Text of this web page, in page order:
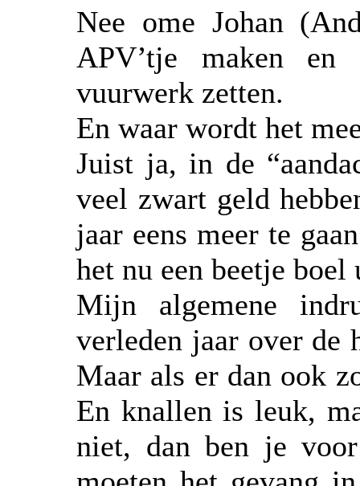
Nee ome Johan
APV’tje maken
vuurwerk zetten.
En waar wordt het
Juist ja, in de
veel zwart geld
jaar eens meer te
het nu een beetje
Mijn algemene
verleden jaar over
Maar als er dan ook
En knallen is leuk,
niet, dan ben je